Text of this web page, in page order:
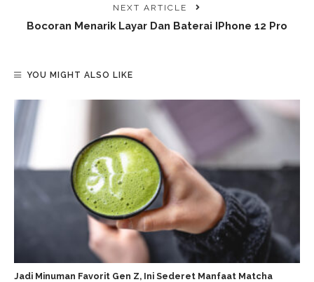
NEXT ARTICLE
Bocoran Menarik Layar Dan Baterai IPhone 12 Pro
YOU MIGHT ALSO LIKE
Jadi Minuman Favorit Gen Z, Ini Sederet Manfaat Matcha